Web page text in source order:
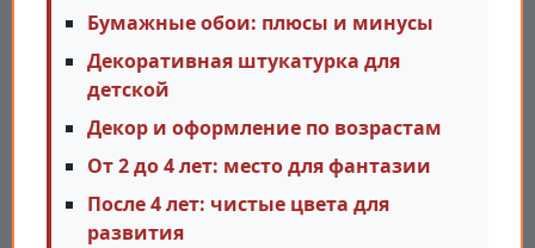
Бумажные обои: плюсы и минусы
Декоративная штукатурка для
детской
Декор и оформление по возрастам
От 2 до 4 лет: место для фантазии
После 4 лет: чистые цвета для
развития